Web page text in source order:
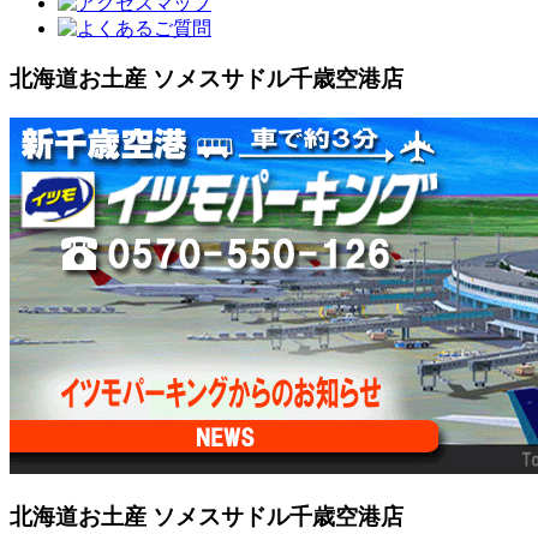
北海道お土産 ソメスサドル千歳空港店
北海道お土産 ソメスサドル千歳空港店